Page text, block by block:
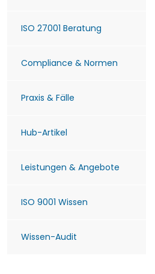
ISO 27001 Beratung
Compliance & Normen
Praxis & Fälle
Hub-Artikel
Leistungen & Angebote
ISO 9001 Wissen
Wissen-Audit